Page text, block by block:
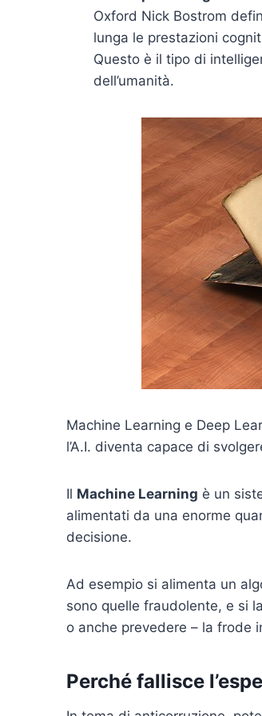
Oxford Nick Bostrom
lunga le prestazioni
Questo è il tipo di
dell’umanità.
Machine Learning e Deep
l’A.I. diventa capace di
Il Machine Learning è un
alimentati da una enorme
decisione.
Ad esempio si alimenta un
sono quelle fraudolente, e si
o anche prevedere – la frode
Perché fallisce